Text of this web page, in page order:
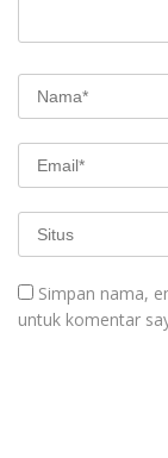
Simpan nama,
untuk komentar